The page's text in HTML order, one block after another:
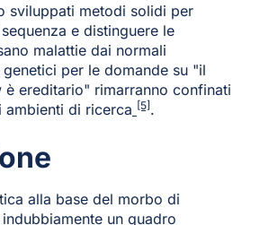
sviluppati metodi solidi per
e distinguere le
malattie dai normali
per le domande su "il
è ereditario" rimarranno confinati
ambienti di ricerca [5] .
alla base del morbo di
un quadro